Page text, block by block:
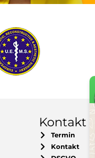
Kontakt
Termin
Kontakt